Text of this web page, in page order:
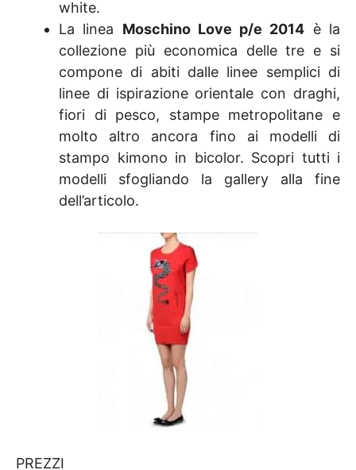
white.
La linea Moschino Love p/e 2014 è la
collezione più economica delle tre e si
compone di abiti dalle linee semplici di
linee di ispirazione orientale con draghi,
fiori di pesco, stampe metropolitane e
molto altro ancora fino ai modelli di
stampo kimono in bicolor. Scopri tutti i
modelli sfogliando la gallery alla fine
dell’articolo.
PREZZI